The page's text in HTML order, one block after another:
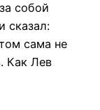
собой
сказал:
сама не
Как Лев